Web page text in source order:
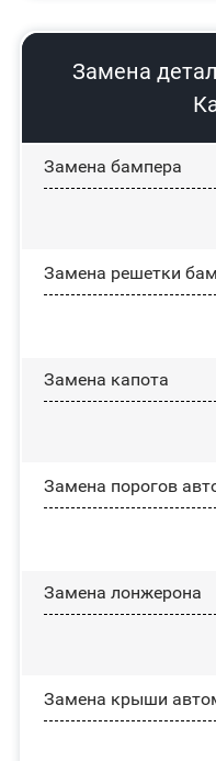
Замена
Замена бампера
Замена решетки
Замена капота
Замена порогов
Замена лонжерона
Замена крыши